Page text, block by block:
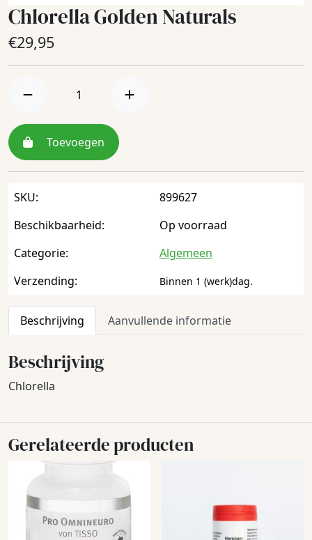
Chlorella Golden Naturals
€29,95
Toevoegen
SKU:
899627
Beschikbaarheid:
Op voorraad
Categorie:
Algemeen
Verzending:
Binnen 1 (werk)dag.
Beschrijving Aanvullende informatie
Beschrijving
Chlorella
Gerelateerde producten